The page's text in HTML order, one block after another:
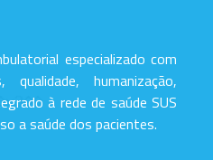
especializado com
qualidade, humanização,
à rede de saúde SUS
a saúde dos pacientes.